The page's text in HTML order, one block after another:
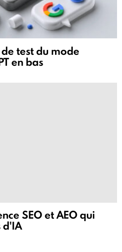
test du mode
en bas
SEO et AEO qui
d'IA